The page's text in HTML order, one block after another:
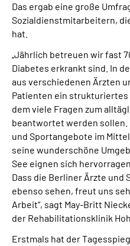
Das ergab eine große
Sozialdienstmitarbeitern,
hat.
„Jährlich betreuen wir fast
Diabetes erkrankt sind. In
aus verschiedenen Ärzten
Patienten ein strukturiertes
dem viele Fragen zum
beantwortet werden
und Sportangebote im
seine wunderschöne
See eignen sich
Dass die Berliner Ärzte
ebenso sehen, freut uns
Arbeit“, sagt May-Britt
der Rehabilitationsklinik
Erstmals hat der